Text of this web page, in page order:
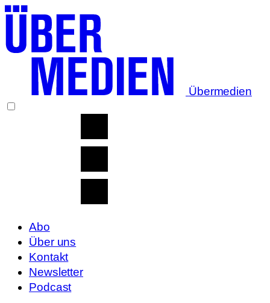
Übermedien
Abo
Über uns
Kontakt
Newsletter
Podcast